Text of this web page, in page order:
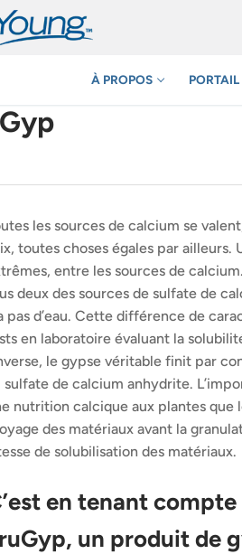
À PROPOS
les sources de calcium se
toutes choses égales par ailleurs.
entre les sources de
deux des sources de sulfate de
pas d’eau. Cette différence de
en laboratoire évaluant la
le gypse véritable finit par
sulfate de calcium anhydrite.
nutrition calcique aux plantes que
des matériaux avant la
de solubilisation des matériaux.
en tenant
un produit de